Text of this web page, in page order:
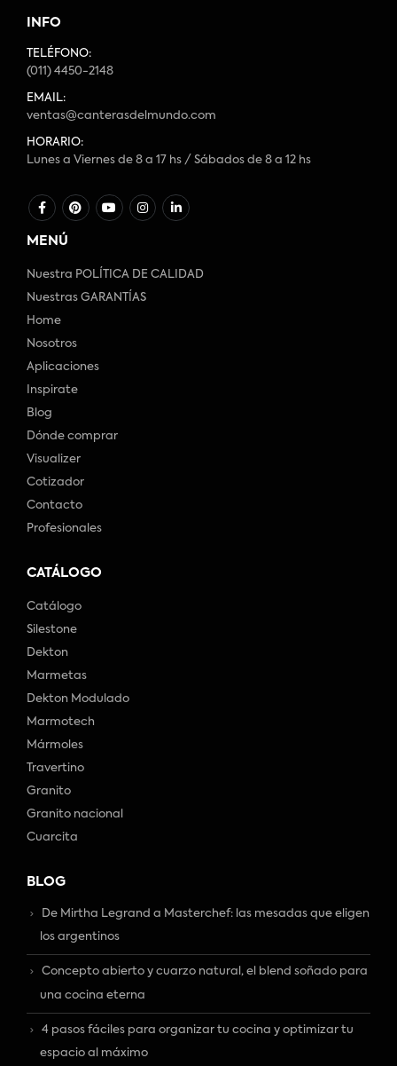
INFO
TELÉFONO:
(011) 4450-2148
EMAIL:
ventas@canterasdelmundo.com
HORARIO:
Lunes a Viernes de 8 a 17 hs / Sábados de 8 a 12 hs
MENÚ
Nuestra POLÍTICA DE CALIDAD
Nuestras GARANTÍAS
Home
Nosotros
Aplicaciones
Inspirate
Blog
Dónde comprar
Visualizer
Cotizador
Contacto
Profesionales
CATÁLOGO
Catálogo
Silestone
Dekton
Marmetas
Dekton Modulado
Marmotech
Mármoles
Travertino
Granito
Granito nacional
Cuarcita
BLOG
De Mirtha Legrand a Masterchef: las mesadas que eligen
los argentinos
Concepto abierto y cuarzo natural, el blend soñado para
una cocina eterna
4 pasos fáciles para organizar tu cocina y optimizar tu
espacio al máximo